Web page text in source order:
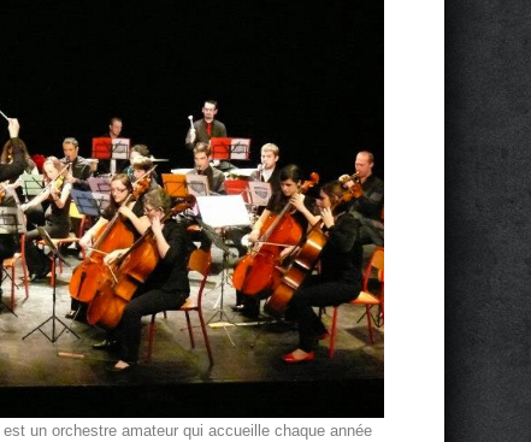
est un orchestre amateur qui accueille chaque année